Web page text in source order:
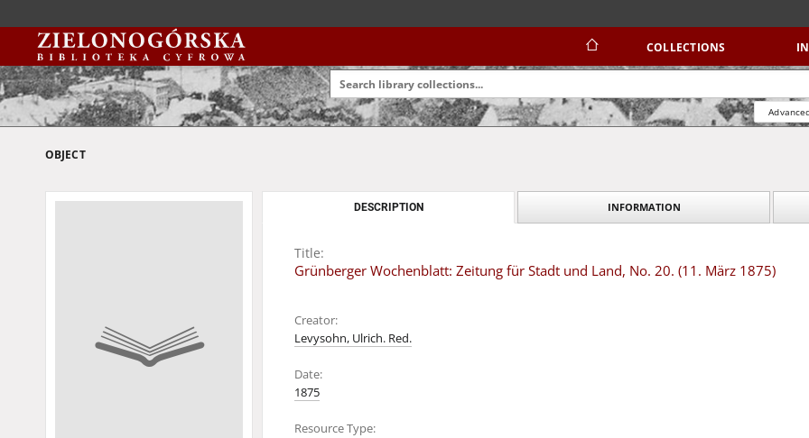
COLLECTIONS
OBJECT
DESCRIPTION INFORMATION
Title:
Grünberger Wochenblatt: Zeitung für Stadt und Land, No. 20. (11. März 1875)
Creator:
Levysohn, Ulrich. Red.
Date:
1875
Resource Type: